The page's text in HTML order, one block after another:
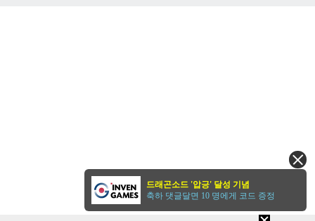
드래곤소드 '압긍' 달성 기념
축하 댓글달면 10 명에게 코드 증정